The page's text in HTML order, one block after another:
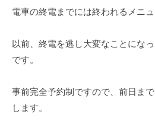
電車の終電までには終われるメニュ
以前、終電を逃し大変なことにな
です。
事前完全予約制ですので、前日ま
します。